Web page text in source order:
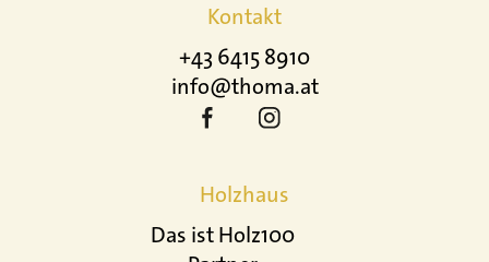
Kontakt
+43 6415 8910
info@thoma.at
Holzhaus
Das ist Holz100